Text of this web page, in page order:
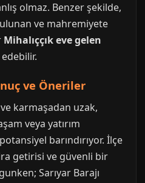
olmaz. Benzer şekilde,
ve mahremiyete
Mihalıççık eve gelen
ve Öneriler
karmaşadan uzak,
veya yatırım
barındırıyor. İlçe
getirisi ve güvenli bir
Sarıyar Barajı